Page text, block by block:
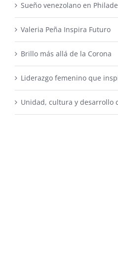
Sueño venezolano en
Valeria Peña Inspira Futuro
Brillo más allá de la Corona
Liderazgo femenino que
Unidad, cultura y desarrollo